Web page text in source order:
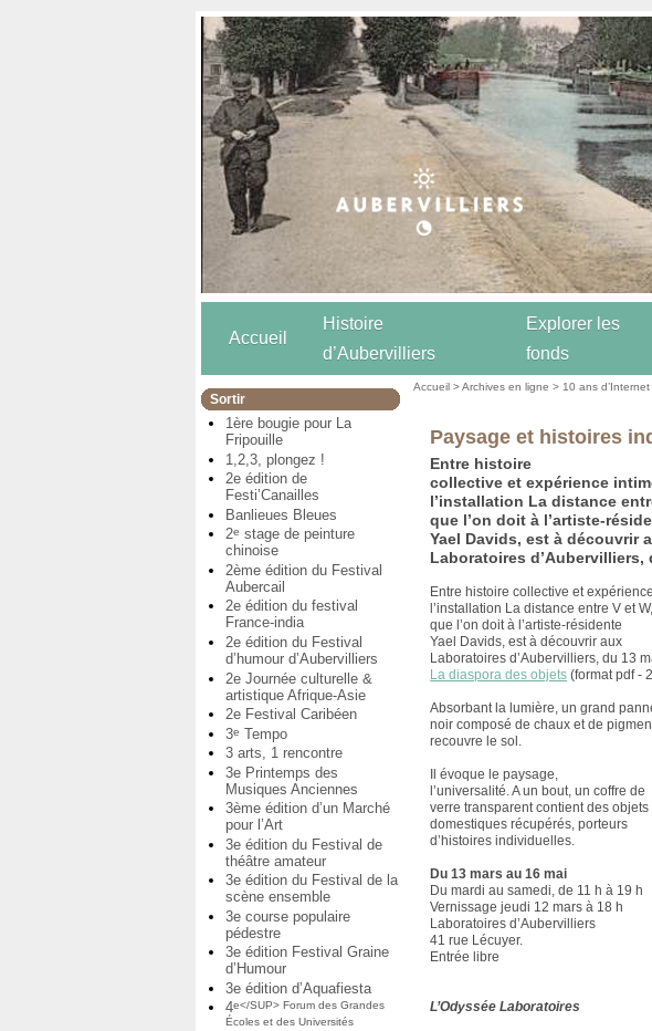
Accueil
Histoire
d’Aubervilliers
Explorer les
fonds
Sortir
1ère bougie pour La
Fripouille
1,2,3, plongez !
2e édition de
Festi’Canailles
Banlieues Bleues
2e stage de peinture
chinoise
2ème édition du Festival
Aubercail
2e édition du festival
France-india
2e édition du Festival
d’humour d’Aubervilliers
2e Journée culturelle &
artistique Afrique-Asie
2e Festival Caribéen
3e Tempo
3 arts, 1 rencontre
3e Printemps des
Musiques Anciennes
3ème édition d’un Marché
pour l’Art
3e édition du Festival de
théâtre amateur
3e édition du Festival de la
scène ensemble
3e course populaire
pédestre
3e édition Festival Graine
d’Humour
3e édition d’Aquafiesta
4e</SUP> Forum des Grandes
Écoles et des Universités
Accueil >Archives en ligne > 10 ans d’Internet
Paysage et histoires
Entre histoire
collective et expérience
l’installation La distance
que l’on doit à l’artiste-
Yael Davids, est à découvrir
Laboratoires d’Aubervilliers,
Entre histoire collective et
l’installation La distance entre V et W,
que l’on doit à l’artiste-résidente
Yael Davids, est à découvrir aux
Laboratoires d’Aubervilliers, du 13
La diaspora des objets (format pdf -
Absorbant la lumière, un grand
noir composé de chaux et de
recouvre le sol.
Il évoque le paysage,
l’universalité. A un bout, un coffre de
verre transparent contient des objets
domestiques récupérés, porteurs
d’histoires individuelles.
Du 13 mars au 16 mai
Du mardi au samedi, de 11 h à 19 h
Vernissage jeudi 12 mars à 18 h
Laboratoires d’Aubervilliers
41 rue Lécuyer.
Entrée libre
L’Odyssée Laboratoires